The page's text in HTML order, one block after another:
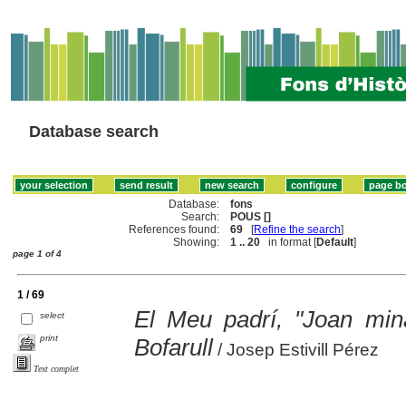
Database search
Database:
fons
Search:
POUS []
References found:
69 [Refine the search]
Showing:
1 .. 20 in format [Default]
page 1 of 4
1 / 69
select
print
Text complet
El Meu padrí, "Joan
Bofarull/ Josep Estivill Pérez